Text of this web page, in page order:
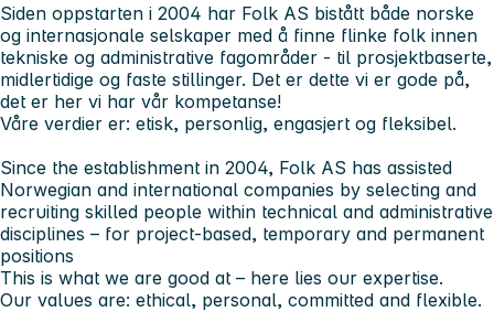
Siden oppstarten i 2004 har Folk AS bistått både norske
og internasjonale selskaper med å finne flinke folk innen
tekniske og administrative fagområder - til prosjektbaserte,
midlertidige og faste stillinger. Det er dette vi er gode på,
det er her vi har vår kompetanse!
Våre verdier er: etisk, personlig, engasjert og fleksibel.
Since the establishment in 2004, Folk AS has assisted
Norwegian and international companies by selecting and
recruiting skilled people within technical and administrative
disciplines – for project-based, temporary and permanent
positions
This is what we are good at – here lies our expertise.
Our values are: ethical, personal, committed and flexible.